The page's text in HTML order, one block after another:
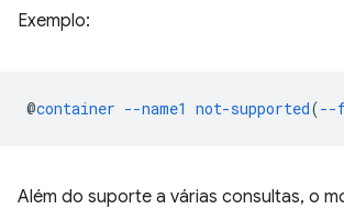
Exemplo:
@container --name1 not-supported(--
Além do suporte a várias consultas, o